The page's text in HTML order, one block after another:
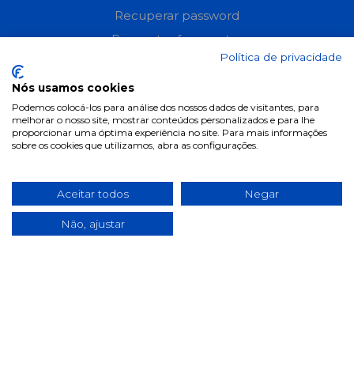
Recuperar password
Perguntas frequentes
Termos & Condições
Política de privacidade
Condições de campanhas
Últimas notícias & Blog
Política de privacidade
Nós usamos cookies
Podemos colocá-los para análise dos nossos dados de visitantes, para
melhorar o nosso site, mostrar conteúdos personalizados e para lhe
proporcionar uma óptima experiência no site. Para mais informações
sobre os cookies que utilizamos, abra as configurações.
Aceitar todos Negar
Não, ajustar